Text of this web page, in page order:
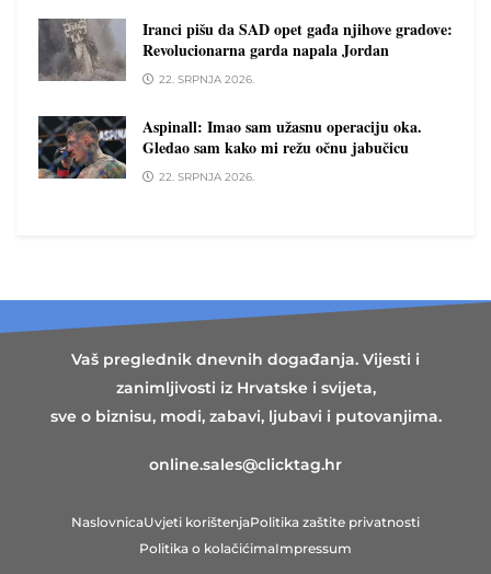
Iranci pišu da SAD opet gađa njihove gradove:
Revolucionarna garda napala Jordan
22. SRPNJA 2026.
Aspinall: Imao sam užasnu operaciju oka.
Gledao sam kako mi režu očnu jabučicu
22. SRPNJA 2026.
Vaš preglednik dnevnih događanja. Vijesti i
zanimljivosti iz Hrvatske i svijeta,
sve o biznisu, modi, zabavi, ljubavi i putovanjima.
online.sales@clicktag.hr
NaslovnicaUvjeti korištenjaPolitika zaštite privatnosti
Politika o kolačićimaImpressum